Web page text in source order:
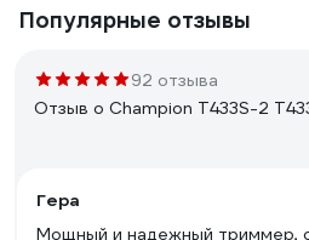
Популярные отзывы
92 отзыва
Отзыв о Champion Т433S-2
Гера
Мощный и надежный триммер,